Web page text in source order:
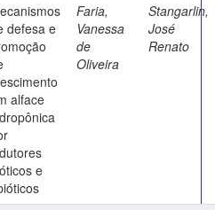
defesa e
alface
e
Faria,
Vanessa
de
Oliveira
Stangarlin,
José
Renato